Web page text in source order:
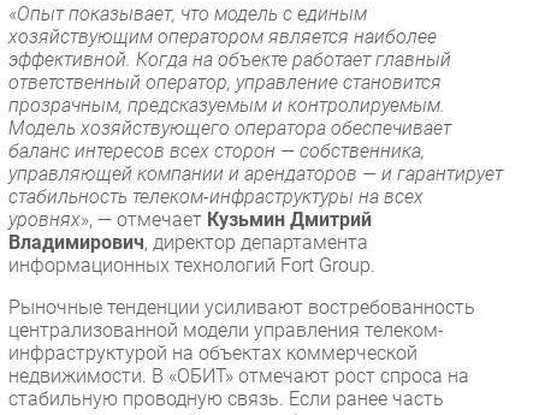
«Опыт показывает, что модель с единым
хозяйствующим оператором является наиболее
эффективной. Когда на объекте работает главный
ответственный оператор, управление становится
прозрачным, предсказуемым и контролируемым.
Модель хозяйствующего оператора обеспечивает
баланс интересов всех сторон — собственника,
управляющей компании и арендаторов — и гарантирует
стабильность телеком-инфраструктуры на всех
уровнях», — отмечает Кузьмин Дмитрий
Владимирович, директор департамента
информационных технологий Fort Group.
Рыночные тенденции усиливают востребованность
централизованной модели управления телеком-
инфраструктурой на объектах коммерческой
недвижимости. В «ОБИТ» отмечают рост спроса на
стабильную проводную связь. Если ранее часть